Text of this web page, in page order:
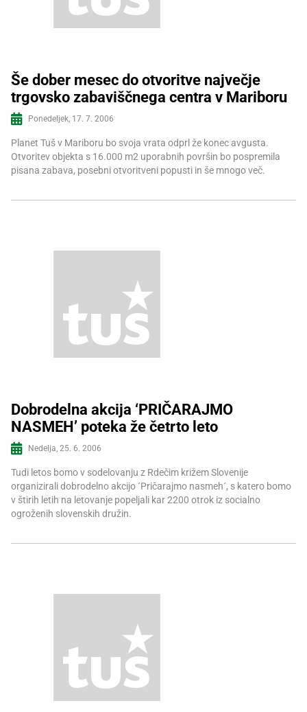
Več informacij
Še dober mesec do otvoritve največje
trgovsko zabaviščnega centra v Mariboru
Ponedeljek, 17. 7. 2006
Planet Tuš v Mariboru bo svoja vrata odprl že konec avgusta.
Otvoritev objekta s 16.000 m2 uporabnih površin bo pospremila
pisana zabava, posebni otvoritveni popusti in še mnogo več.
Več informacij
Dobrodelna akcija ‘PRIČARAJMO
NASMEH’ poteka že četrto leto
Nedelja, 25. 6. 2006
Tudi letos bomo v sodelovanju z Rdečim križem Slovenije
organizirali dobrodelno akcijo ´Pričarajmo nasmeh´, s katero bomo
v štirih letih na letovanje popeljali kar 2200 otrok iz socialno
ogroženih slovenskih družin.